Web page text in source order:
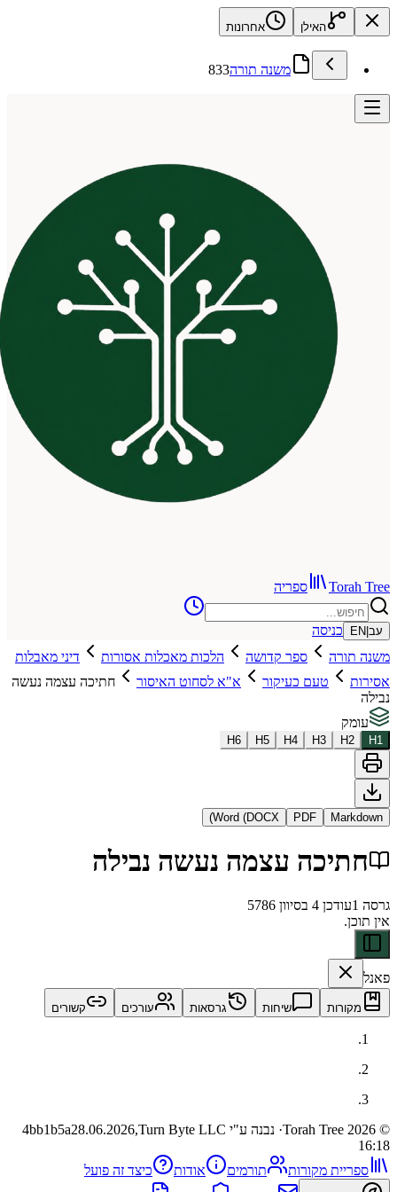
האילן אחרונות
משנה תורה833
ספריה
כניסה
ספר קדושה הלכות מאכלות אסורות
דיני מאבלות
טעם כעיקור
א"א לסחוט האיסור חתיכה עצמה נעשה
H3
H4
H5
H6
PDF
Word (DOCX)
עצמה נעשה נבילה
4 בסיוון 5786
שיחות גרסאות עורכים קשורים
· נבנה ע"י Turn Byte LLC 4bb1b5a28.06.2026,
מקורות תורמים אודות כיצד זה פועל